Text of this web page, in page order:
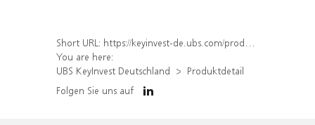
Short URL: https://keyinvest-de.ubs.com/produkt/detail/index/isin/DE000WA4ATN6
You are here:
UBS KeyInvest Deutschland
Produktdetail
Folgen Sie uns auf